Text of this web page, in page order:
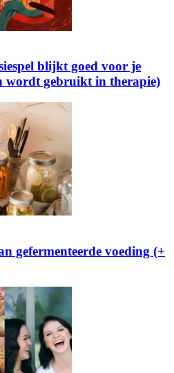
blijkt goed voor je
wordt gebruikt in therapie)
gefermenteerde voeding (+